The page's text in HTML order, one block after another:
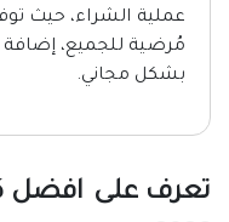
عملية الشراء، حيث
مُرضية للجميع، إضافة
بشكل مجاني.
تعرف على افضل